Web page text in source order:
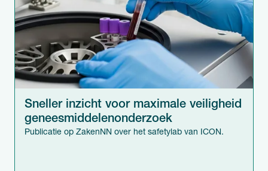
Sneller inzicht voor maximale veiligheid
geneesmiddelen­onderzoek
Publicatie op ZakenNN over het safetylab van ICON.